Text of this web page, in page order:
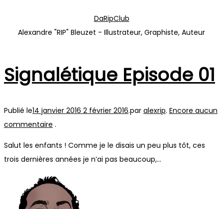
au
DaRipClub
Alexandre "RIP" Bleuzet - Illustrateur, Graphiste, Auteur
Signalétique Episode 01
Publié le14 janvier 2016 2 février 2016.par alexrip. Encore aucun
commentaire .
Salut les enfants ! Comme je le disais un peu plus tôt, ces
trois dernières années je n’ai pas beaucoup,…